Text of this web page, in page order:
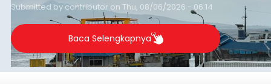
Submitted by contributor on Thu, 08/06/2026 - 06:14
Baca Selengkapnya